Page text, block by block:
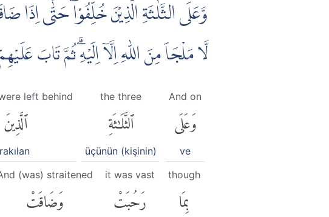
وَّعَلَى الثَّلٰثَةِ الَّذِيْنَ خُلِّفُوْاۗ حَتّٰٓى
لَّا مَلْجَاَ مِنَ اللّٰهِ اِلَّآ اِلَيْهِۗ ثُمَّ تَابَ
And on
وَعَلَى
ve
the three
ٱلثَّلَٰثَةِ
üçünün (kişinin)
left behind
though
بِمَا
it was vast
رَحُبَتْ
(was) straitened
وَضَاقَتْ